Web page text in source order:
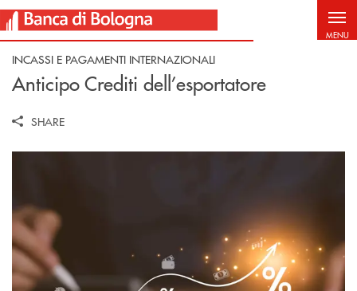
Salta al contenuto principale
MENU
INCASSI E PAGAMENTI INTERNAZIONALI
Anticipo Crediti dell’esportatore
SHARE